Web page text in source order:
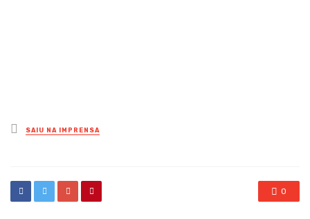
Posted
in
SAIU NA IMPRENSA
0